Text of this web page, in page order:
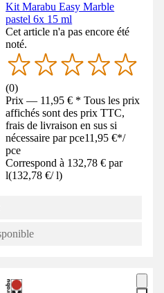
Kit Marabu Easy Marble
pastel 6x 15 ml
Cet article n'a pas encore été
noté.
(0)
Prix — 11,95 € * Tous les prix
affichés sont des prix TTC,
frais de livraison en sus si
nécessaire par pce11,95 €*/
pce
Correspond à 132,78 € par
l(132,78 €/ l)